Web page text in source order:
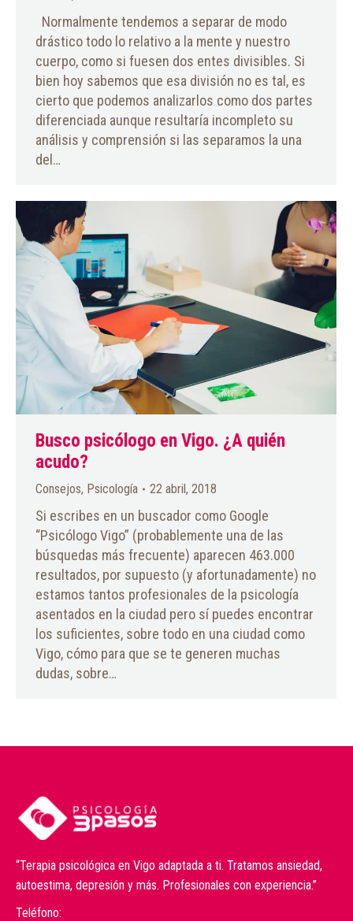
Normalmente tendemos a separar de modo
drástico todo lo relativo a la mente y nuestro
cuerpo, como si fuesen dos entes divisibles. Si
bien hoy sabemos que esa división no es tal, es
cierto que podemos analizarlos como dos partes
diferenciada aunque resultaría incompleto su
análisis y comprensión si las separamos la una
del…
Busco psicólogo en Vigo. ¿A quién
acudo?
Consejos, Psicología 22 abril, 2018
Si escribes en un buscador como Google
“Psicólogo Vigo” (probablemente una de las
búsquedas más frecuente) aparecen 463.000
resultados, por supuesto (y afortunadamente) no
estamos tantos profesionales de la psicología
asentados en la ciudad pero sí puedes encontrar
los suficientes, sobre todo en una ciudad como
Vigo, cómo para que se te generen muchas
dudas, sobre…
“Terapia psicológica en Vigo adaptada a ti. Tratamos ansiedad,
autoestima, depresión y más. Profesionales con experiencia.”
Teléfono: